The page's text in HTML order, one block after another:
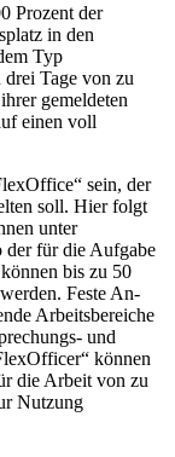
Prozent der
in den
Typ
Tage von zu
gemeldeten
einen voll
sein, der
soll. Hier folgt
unter
der für die Aufgabe
bis zu 50
Feste An-
Arbeitsbereiche
und
können
die Arbeit von zu
Nutzung